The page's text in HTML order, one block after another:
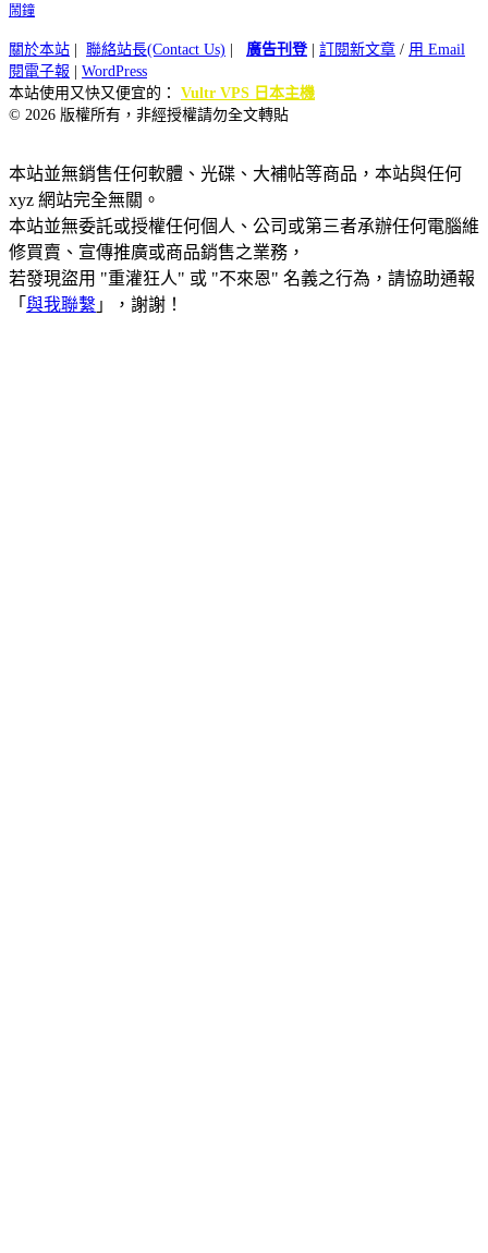
鬧鐘
關於本站 | 聯絡站長(Contact Us) | 廣告刊登| 訂閱新文章 / 用 Email
閱電子報 | WordPress
本站使用又快又便宜的： Vultr VPS 日本主機
© 2026 版權所有，非經授權請勿全文轉貼
本站並無銷售任何軟體、光碟、大補帖等商品，本站與任何
xyz 網站完全無關。
本站並無委託或授權任何個人、公司或第三者承辦任何電腦維
修買賣、宣傳推廣或商品銷售之業務，
若發現盜用 "重灌狂人" 或 "不來恩" 名義之行為，請協助通報
「 與我聯繫 」，謝謝！